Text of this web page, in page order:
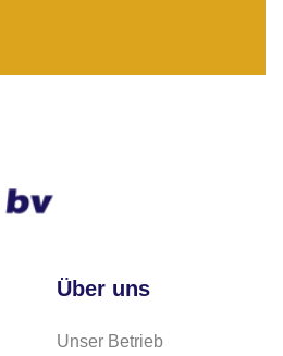
Über uns
Unser Betrieb